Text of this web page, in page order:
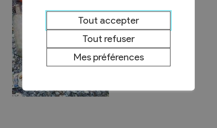
Tout accepter
Tout refuser
Mes préférences